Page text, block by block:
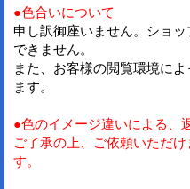
●色合いについて
申し訳御座いません。ショ
できません。
また、お客様の閲覧環境に
ます。
●色のイメージ違いによる、
ご了承の上、ご依頼いただ
す。